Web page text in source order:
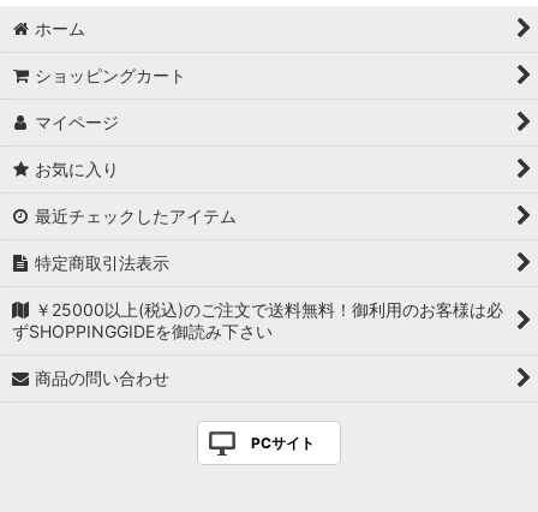
ホーム
ショッピングカート
マイページ
お気に入り
最近チェックしたアイテム
特定商取引法表示
￥25000以上(税込)のご注文で送料無料！御利用のお客様は必
ずSHOPPINGGIDEを御読み下さい
商品の問い合わせ
PCサイト